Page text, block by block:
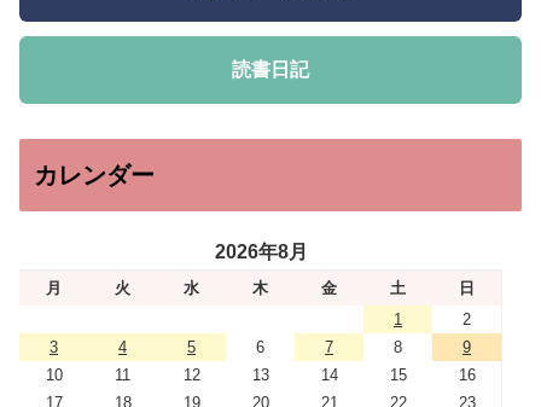
読書日記
カレンダー
2026年8月
月 火 水 木 金 土
日
1
2
3
4 5 6 7 8
9
10
11 12 13 14 15
16
17
18 19 20 21 22 23